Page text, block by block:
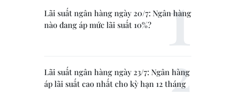
Lãi suất ngân hàng ngày 20/7: Ngân hàng
nào đang áp mức lãi suất 10%?
Lãi suất ngân hàng ngày 23/7: Ngân hàng
áp lãi suất cao nhất cho kỳ hạn 12 tháng